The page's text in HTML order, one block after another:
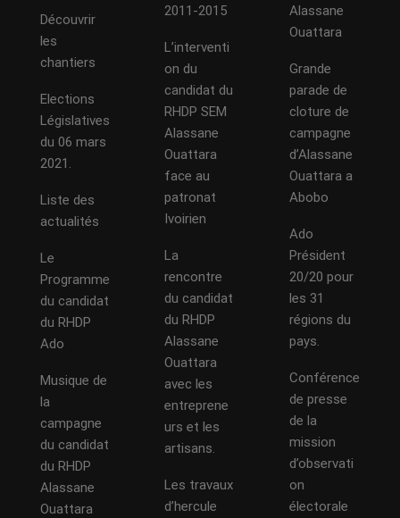
Découvrir
les
chantiers
Elections
Législatives
du 06 mars
2021.
Liste des
actualités
Le
Programme
du candidat
du RHDP
Ado
Musique de
la
campagne
du candidat
du RHDP
Alassane
Ouattara
2011-2015
L’interventi
on du
candidat du
RHDP SEM
Alassane
Ouattara
face au
patronat
Ivoirien
La
rencontre
du candidat
du RHDP
Alassane
Ouattara
avec les
entreprene
urs et les
artisans.
Les travaux
d’hercule
Alassane
Ouattara
Grande
parade de
cloture de
campagne
d’Alassane
Ouattara a
Abobo
Ado
Président
20/20 pour
les 31
régions du
pays.
Conférence
de presse
de la
mission
d’observati
on
électorale